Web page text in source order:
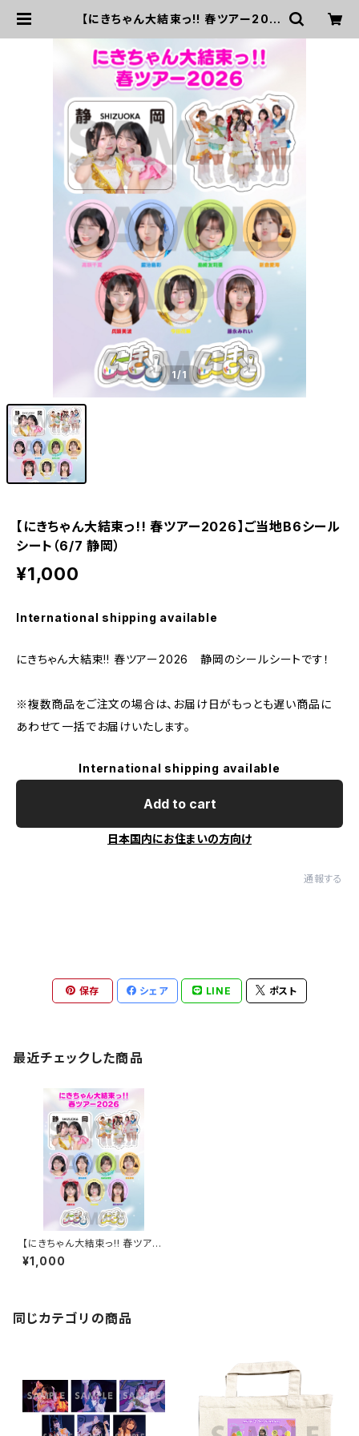
【にきちゃん大結束っ!! 春ツアー202
岡） | UP UP GIRLS SHOP
1/1
【にきちゃん大結束っ!! 春ツアー2026】ご当地B6シール
シート（6/7 静岡）
¥1,000
International shipping available
にきちゃん大結束!! 春ツアー2026 静岡のシールシートです！
※複数商品をご注文の場合は、お届け日がもっとも遅い商品に
あわせて一括でお届けいたします。
International shipping available
Add to cart
日本国内にお住まいの方向け
通報する
保存 シェア LINE ポスト
最近チェックした商品
【にきちゃん大結束っ!! 春ツアー
2026】ご当地B6シールシート
（6/7 静岡）
¥1,000
同じカテゴリの商品